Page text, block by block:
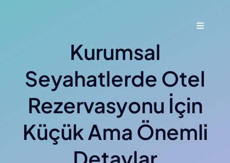
Toggle
Blog
Kurumsal
Seyahatlerde Otel
Rezervasyonu İçin
Küçük Ama Önemli